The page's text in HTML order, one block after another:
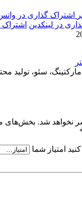
اشتراک گذاری در
در لینکدین اشتراک
سئو، تولید
نخواهد شد. بخش‌های
امتیاز شما